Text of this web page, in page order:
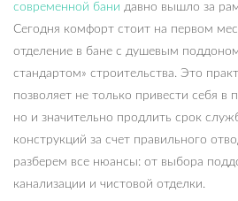
современной бани давно вышло за
Сегодня комфорт стоит на первом
отделение в бане с душевым
стандартом» строительства. Это
позволяет не только привести себя в
но и значительно продлить срок
конструкций за счет правильного
разберем все нюансы: от выбора
канализации и чистовой отделки.